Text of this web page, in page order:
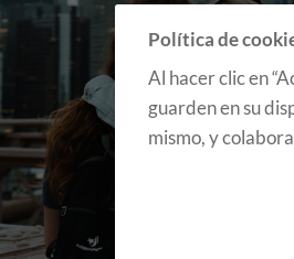
Política de
Al hacer clic en
guarden en su
mismo, y